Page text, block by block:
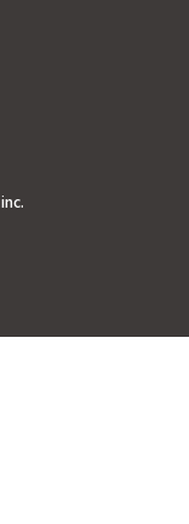
inc.